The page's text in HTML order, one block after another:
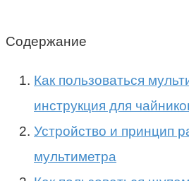
Содержание
Как пользоваться
инструкция для
Устройство и принцип
мультиметра